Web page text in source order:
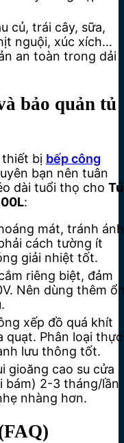
củ, trái cây, sữa,
nguội, xúc xích…
an toàn trong dải
bảo quản tủ
thiết bị bếp công
bạn nên tuân
dài tuổi thọ cho Tủ
:
mát, tránh ánh
cách tường ít
giải nhiệt tốt.
riêng biệt, đảm
Nên dùng thêm
xếp đồ quá khít
quạt. Phân loại thực
lưu thông tốt.
gioăng cao su cửa
bám) 2-3 tháng/lần
nhàng hơn.